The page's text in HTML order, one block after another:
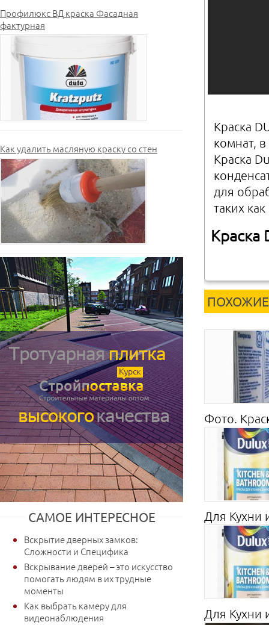
Профилюкс ВД краска Фасадная
фактурная
Как удалить масляную краску со стен
САМОЕ ИНТЕРЕСНОЕ
Вскрытие дверных замков:
Сложности и Специфика
Вскрывание дверей – это искусство
помогать людям в их трудные
моменты
Как выбрать камеру для
видеонаблюдения
Краска
комнат,
Краска
для
таких
Краска
Фото.
Для Кухни
Для Кухни